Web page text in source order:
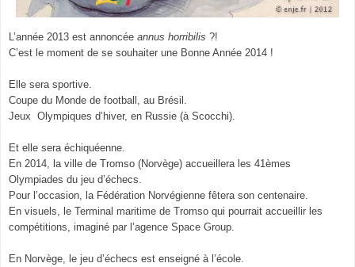
L’année 2013 est annoncée annus horribilis ?!
C’est le moment de se souhaiter une Bonne Année 2014 !
Elle sera sportive.
Coupe du Monde de football, au Brésil.
Jeux Olympiques d’hiver, en Russie (à Scocchi).
Et elle sera échiquéenne.
En 2014, la ville de Tromso (Norvège) accueillera les 41èmes
Olympiades du jeu d’échecs.
Pour l’occasion, la Fédération Norvégienne fêtera son centenaire.
En visuels, le Terminal maritime de Tromso qui pourrait accueillir les
compétitions, imaginé par l’agence Space Group.
En Norvège, le jeu d’échecs est enseigné à l’école.